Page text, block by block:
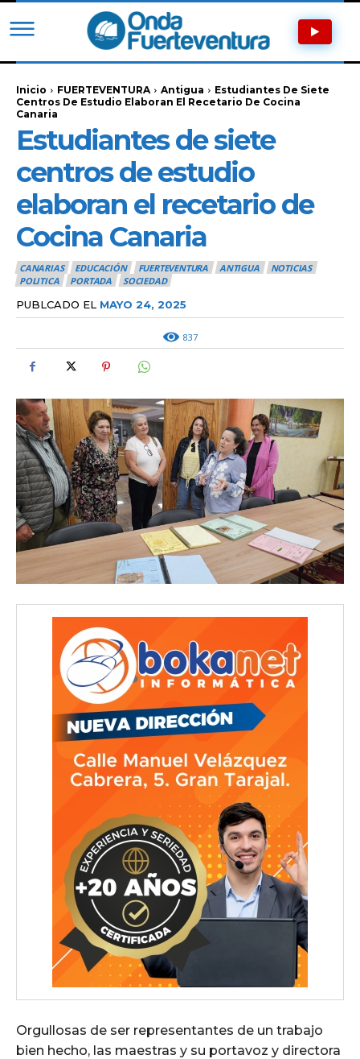
Inicio FUERTEVENTURA Antigua
Estudiantes De Siete
Centros De Estudio Elaboran El Recetario De Cocina
Canaria
Estudiantes de siete
centros de estudio
elaboran el recetario de
Cocina Canaria
CANARIAS EDUCACIÓN FUERTEVENTURA ANTIGUA
NOTICIAS
POLITICA
PORTADA SOCIEDAD
PUBLCADO EL MAYO 24, 2025
837
Orgullosas de ser representantes de un trabajo
bien hecho, las maestras y su portavoz y directora